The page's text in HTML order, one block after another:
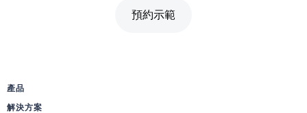
預約示範
產品
解決方案